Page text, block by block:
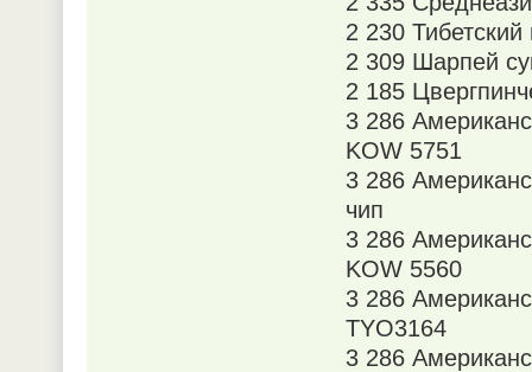
2 230
2 309 Шарпей
2 185
3 286
KOW 5751
3 286
чип
3 286
KOW 5560
3 286
TYO3164
3 286